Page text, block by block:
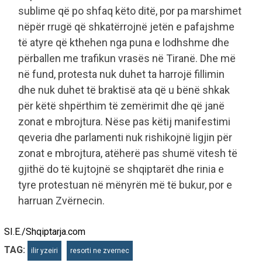
sublime që po shfaq këto ditë, por pa marshimet
nëpër rrugë që shkatërrojnë jetën e pafajshme
të atyre që kthehen nga puna e lodhshme dhe
përballen me trafikun vrasës në Tiranë. Dhe më
në fund, protesta nuk duhet ta harrojë fillimin
dhe nuk duhet të braktisë ata që u bënë shkak
për këtë shpërthim të zemërimit dhe që janë
zonat e mbrojtura. Nëse pas këtij manifestimi
qeveria dhe parlamenti nuk rishikojnë ligjin për
zonat e mbrojtura, atëherë pas shumë vitesh të
gjithë do të kujtojnë se shqiptarët dhe rinia e
tyre protestuan në mënyrën më të bukur, por e
harruan Zvërnecin.
SI.E./Shqiptarja.com
TAG:
ilir yzeiri resorti ne zvernec